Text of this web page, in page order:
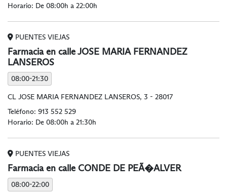
Horario: De 08:00h a 22:00h
PUENTES VIEJAS
Farmacia en calle JOSE MARIA FERNANDEZ
LANSEROS
08:00-21:30
CL JOSE MARIA FERNANDEZ LANSEROS, 3 - 28017
Teléfono: 913 552 529
Horario: De 08:00h a 21:30h
PUENTES VIEJAS
Farmacia en calle CONDE DE PEÃ�ALVER
08:00-22:00